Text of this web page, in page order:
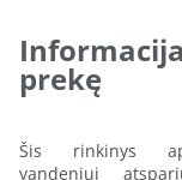
prekę
Šis rinkinys
vandeniui